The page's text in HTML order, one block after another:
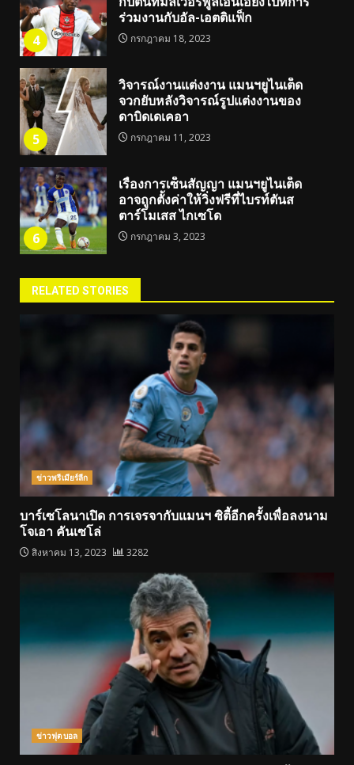
4
ร่วมงานกับอัล-เอตติแฟ็ก
กรกฎาคม 18, 2023
5
วิจารณ์งานแต่งงาน แมนฯยูไนเต็ด
จวกยับหลังวิจารณ์รูปแต่งงานของ
ดาบิดเดเคอา
กรกฎาคม 11, 2023
6
เรื่องการเซ็นสัญญา แมนฯยูไนเต็ด
อาจถูกตั้งค่าให้วิ่งฟรีที่ไบรท์ตันส
ตาร์โมเสส ไกเซโด
กรกฎาคม 3, 2023
RELATED STORIES
ข่าวพรีเมียร์ลีก
บาร์เซโลนาเปิด การเจรจากับแมนฯ ซิตี้อีกครั้งเพื่อลงนาม
โจเอา คันเซโล่
สิงหาคม 13, 2023 3282
ข่าวฟุตบอล